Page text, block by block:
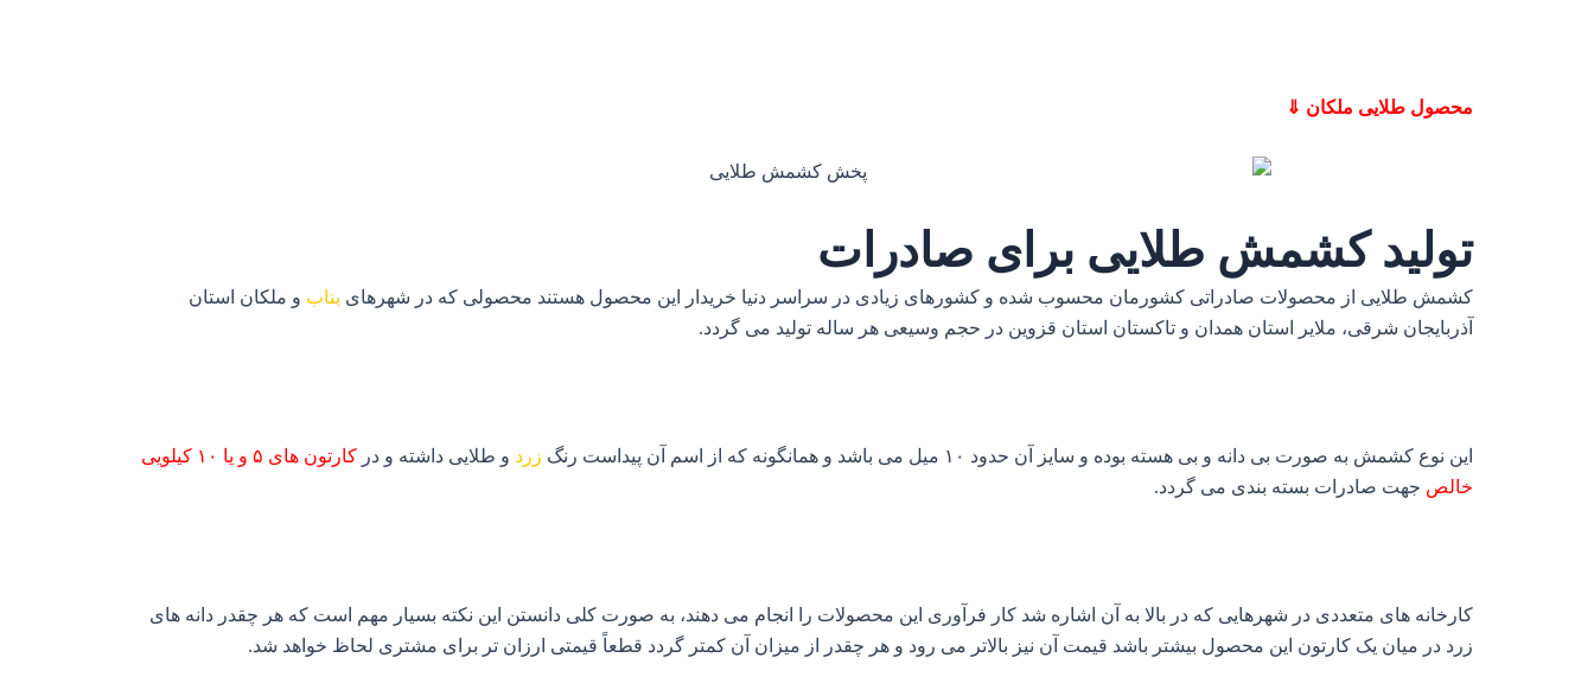
محصول طلایی ملکان ⇓
تولید کشمش طلایی برای صادرات
کشمش طلایی از محصولات صادراتی کشورمان محسوب شده و کشورهای زیادی در سراسر دنیا خریدار این محصول هستند محصولی که در شهرهای بناب و ملکان استان
آذربایجان شرقی، ملایر استان همدان و تاکستان استان قزوین در حجم وسیعی هر ساله تولید می گردد.
این نوع کشمش به صورت بی دانه و بی هسته بوده و سایز آن حدود ۱۰ میل می باشد و همانگونه که از اسم آن پیداست رنگ زرد و طلایی داشته و در
کارتون های ۵ و یا ۱۰ کیلویی
خالص جهت صادرات بسته بندی می گردد.
کارخانه های متعددی در شهرهایی که در بالا به آن اشاره شد کار فرآوری این محصولات را انجام می دهند، به صورت کلی دانستن این نکته بسیار مهم است که هر چقدر دانه های
زرد در میان یک کارتون این محصول بیشتر باشد قیمت آن نیز بالاتر می رود و هر چقدر از میزان آن کمتر گردد قطعاً قیمتی ارزان‌ تر برای مشتری لحاظ خواهد شد.